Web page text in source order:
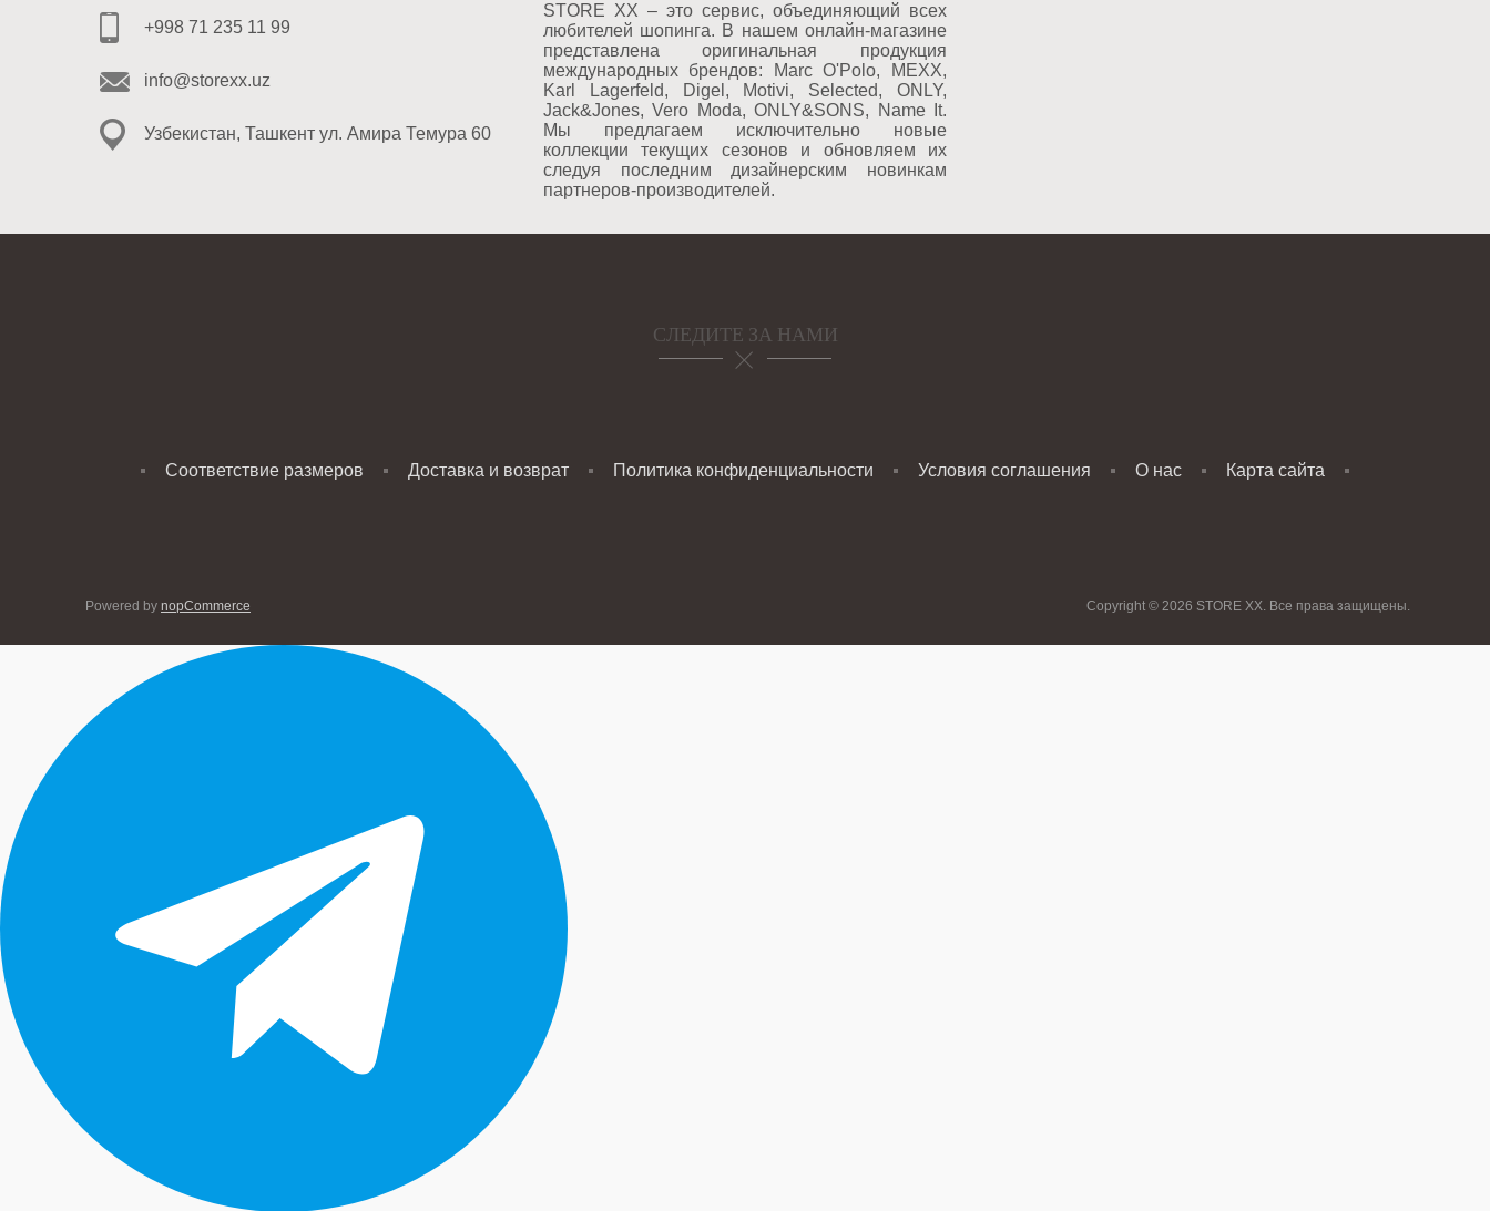
+998 71 235 11 99
info@storexx.uz
Узбекистан, Ташкент ул. Амира Темура 60
STORE XX – это сервис, объединяющий всех
любителей шопинга. В нашем онлайн-магазине
представлена оригинальная продукция
международных брендов: Marc O'Polo, MEXX,
Karl Lagerfeld, Digel, Motivi, Selected, ONLY,
Jack&Jones, Vero Moda, ONLY&SONS, Name It.
Мы предлагаем исключительно новые
коллекции текущих сезонов и обновляем их
следуя последним дизайнерским новинкам
партнеров-производителей.
СЛЕДИТЕ ЗА НАМИ
Соответствие размеров Доставка и возврат Политика конфиденциальности Условия соглашения О нас Карта сайта
Powered by nopCommerce Copyright © 2026 STORE XX. Все права защищены.